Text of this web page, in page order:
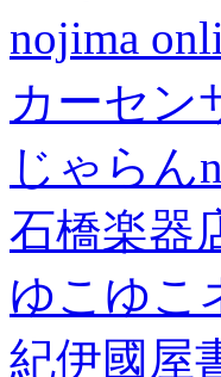
nojima
カーセン
じゃらん
石橋楽器
ゆこゆこ
紀伊國屋